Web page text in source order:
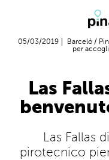
05/03/2019 Barceló /
per
Las
Las Fallas
pirotecnico